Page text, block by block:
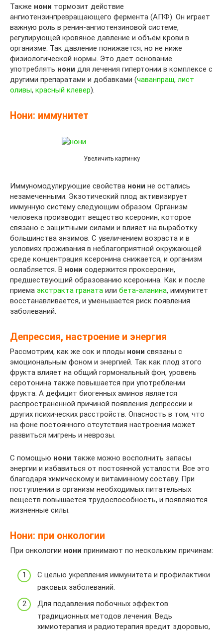
Также нони тормозит действие
ангиотензинпревращающего фермента (АПФ). Он играет
важную роль в ренин-ангиотензиновой системе,
регулирующей кровяное давление и объём крови в
организме. Так давление понижается, но не ниже
физиологической нормы. Это дает основание
употреблять нони для лечения гипертонии в комплексе с
другими препаратами и добавками (чаванпраш, лист
оливы, красный клевер).
Нони: иммунитет
Увеличить картинку
Иммуномодулирующие свойства нони не остались
незамеченными. Экзотический плод активизирует
иммунную систему следующим образом. Организм
человека производит вещество ксеронин, которое
связано с защитными силами и влияет на выработку
большинства энзимов. С увеличением возраста и в
условиях проживания в неблагоприятной окружающей
среде концентрация ксеронина снижается, и организм
ослабляется. В нони содержится проксеронин,
предшествующий образованию ксеронина. Как и после
приема экстракта граната или бета-аланина, иммунитет
восстанавливается, и уменьшается риск появления
заболеваний.
Депрессия, настроение и энергия
Рассмотрим, как же сок и плоды нони связаны с
эмоциональным фоном и энергией. Так как плод этого
фрукта влияет на общий гормональный фон, уровень
серотонина также повышается при употреблении
фрукта. А дефицит биогенных аминов является
распространенной причиной появления депрессии и
других психических расстройств. Опасность в том, что
на фоне постоянного отсутствия настроения может
развиться мигрень и неврозы.
С помощью нони также можно восполнить запасы
энергии и избавиться от постоянной усталости. Все это
благодаря химическому и витаминному составу. При
поступлении в организм необходимых питательных
веществ повышается трудоспособность, и появляются
жизненные силы.
Нони: при онкологии
При онкологии нони принимают по нескольким причинам:
С целью укрепления иммунитета и профилактики
раковых заболеваний.
Для подавления побочных эффектов
традиционных методов лечения. Ведь
химиотерапия и радиотерапия вредит здоровью,